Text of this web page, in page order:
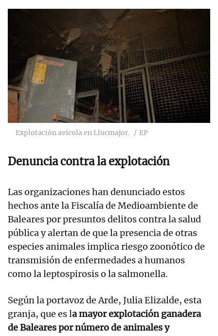
Explotación avícola en Llucmajor. EP
Denuncia contra la explotación
Las organizaciones han denunciado estos
hechos ante la Fiscalía de Medioambiente de
Baleares por presuntos delitos contra la salud
pública y alertan de que la presencia de otras
especies animales implica riesgo zoonótico de
transmisión de enfermedades a humanos
como la leptospirosis o la salmonella.
Según la portavoz de Arde, Julia Elizalde, esta
granja, que es la mayor explotación ganadera
de Baleares por número de animales y